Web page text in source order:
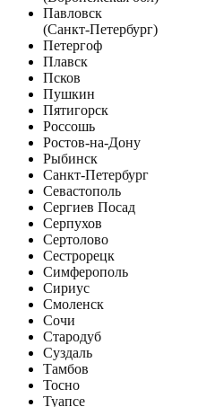
Павловск
(Санкт-Петербург)
Петергоф
Плавск
Псков
Пушкин
Пятигорск
Россошь
Ростов-на-Дону
Рыбинск
Санкт-Петербург
Севастополь
Сергиев Посад
Серпухов
Сертолово
Сестрорецк
Симферополь
Сириус
Смоленск
Сочи
Стародуб
Суздаль
Тамбов
Тосно
Туапсе